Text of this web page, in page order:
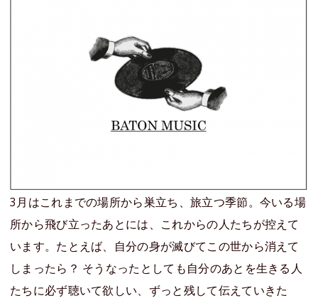
3月はこれまでの場所から巣立ち、旅立つ季節。今いる場
所から飛び立ったあとには、これからの人たちが控えて
います。たとえば、自分の身が滅びてこの世から消えて
しまったら？ そうなったとしても自分のあとを生きる人
たちに必ず聴いて欲しい、ずっと残して伝えていきた